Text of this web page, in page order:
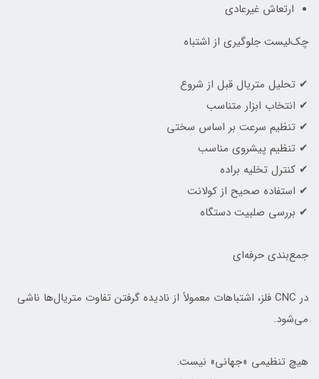
ارتعاش غیرعادی
چک‌لیست جلوگیری از اشتباه
✔ تحلیل متریال قبل از شروع
✔ انتخاب ابزار متناسب
✔ تنظیم سرعت بر اساس سختی
✔ تنظیم پیشروی مناسب
✔ کنترل تخلیه براده
✔ استفاده صحیح از کولانت
✔ بررسی صلبیت دستگاه
جمع‌بندی حرفه‌ای
در CNC فلز، اشتباهات معمولاً از نادیده گرفتن تفاوت متریال‌ها ناشی
می‌شود.
هیچ تنظیمی «جهانی» نیست.